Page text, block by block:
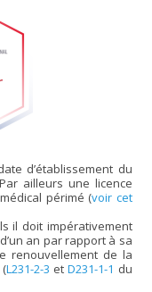
d’établissement du
ailleurs une licence
périmé (voir cet
il doit impérativement
an par rapport à sa
renouvellement de la
L231-2-3 etD231-1-1 du